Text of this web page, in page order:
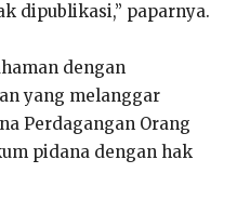
dipublikasi,” paparnya.
dengan
yang melanggar
Perdagangan Orang
pidana dengan hak